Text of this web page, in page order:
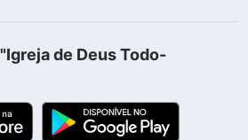
de Deus Todo-